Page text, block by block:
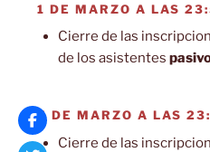
1 DE MARZO A LAS
Cierre de las
de los asistentes
5 DE MARZO A LAS
Cierre de las